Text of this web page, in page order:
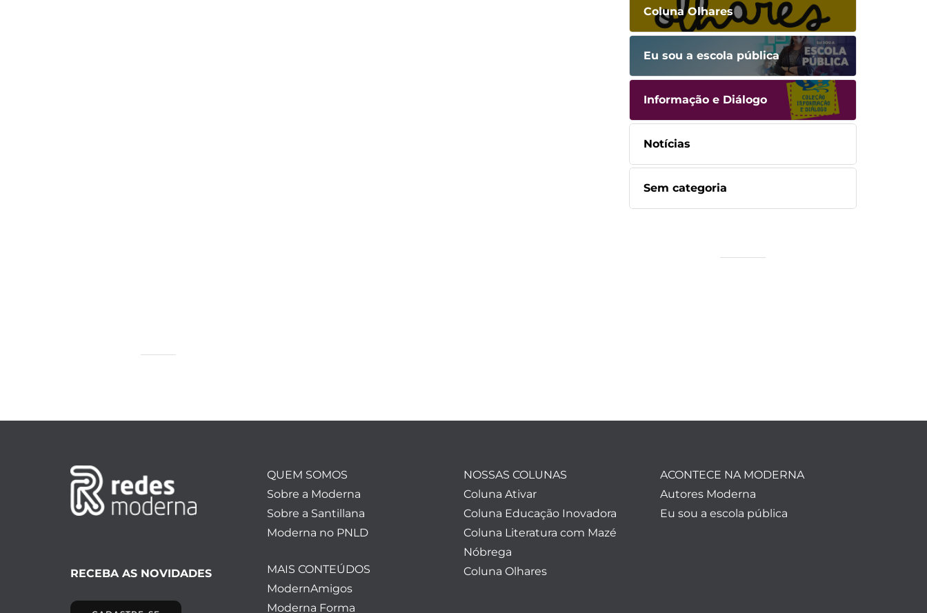
Coluna Olhares
Eu sou a escola pública
Informação e Diálogo
Notícias
Sem categoria
RECEBA AS NOVIDADES
QUEM SOMOS
Sobre a Moderna
Sobre a Santillana
Moderna no PNLD
MAIS CONTEÚDOS
ModernAmigos
Moderna Forma
NOSSAS COLUNAS
Coluna Ativar
Coluna Educação Inovadora
Coluna Literatura com Mazé
Nóbrega
Coluna Olhares
ACONTECE NA MODERNA
Autores Moderna
Eu sou a escola pública